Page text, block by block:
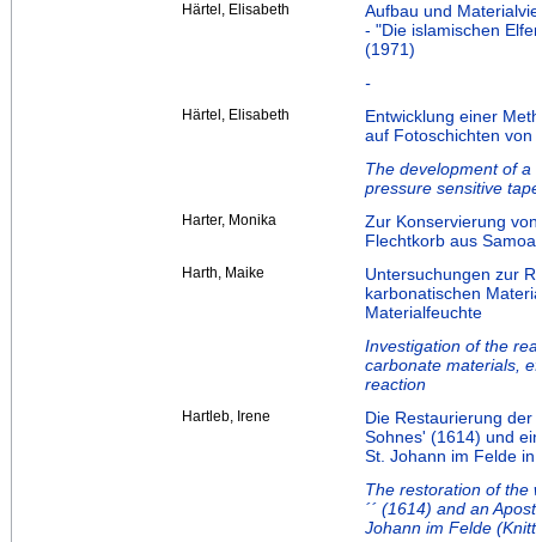
Härtel, Elisabeth
Aufbau und
- "Die islamischen
(1971)
-
Härtel, Elisabeth
Entwicklung einer
auf Fotoschichten
The development of
pressure sensitive
Harter, Monika
Zur Konservierung
Flechtkorb aus Samoa
Harth, Maike
Untersuchungen zur
karbonatischen
Materialfeuchte
Investigation of the
carbonate materials,
reaction
Hartleb, Irene
Die Restaurierung
Sohnes' (1614) und
St. Johann im Felde
The restoration of the
´´ (1614) and an
Johann im Felde